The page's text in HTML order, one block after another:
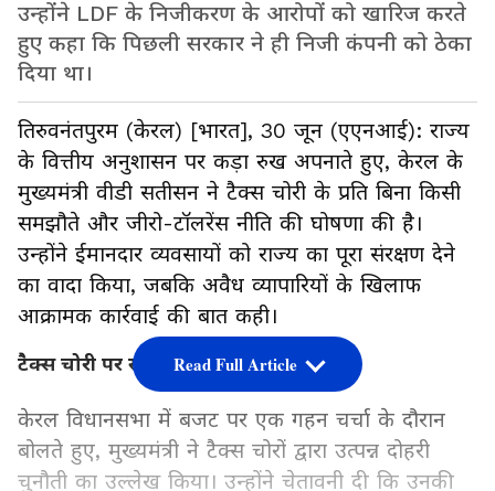
उन्होंने LDF के निजीकरण के आरोपों को खारिज करते
हुए कहा कि पिछली सरकार ने ही निजी कंपनी को ठेका
दिया था।
टैक्स चोरी पर सरकार का कड़ा रुख
तिरुवनंतपुरम (केरल) [भारत], 30 जून (एएनआई): राज्य
के वित्तीय अनुशासन पर कड़ा रुख अपनाते हुए, केरल के
मुख्यमंत्री वीडी सतीसन ने टैक्स चोरी के प्रति बिना किसी
समझौते और जीरो-टॉलरेंस नीति की घोषणा की है।
उन्होंने ईमानदार व्यवसायों को राज्य का पूरा संरक्षण देने
का वादा किया, जबकि अवैध व्यापारियों के खिलाफ
आक्रामक कार्रवाई की बात कही।
केरल विधानसभा में बजट पर एक गहन चर्चा के दौरान
बोलते हुए, मुख्यमंत्री ने टैक्स चोरों द्वारा उत्पन्न दोहरी
चुनौती का उल्लेख किया। उन्होंने चेतावनी दी कि उनकी
Read Full Article